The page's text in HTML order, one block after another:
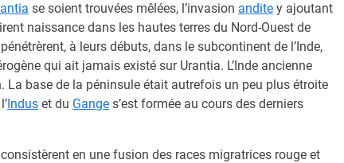
se soient trouvées mêlées, l’invasion andite y ajoutant
naissance dans les hautes terres du Nord-Ouest de
à leurs débuts, dans le subcontinent de l’Inde,
qui ait jamais existé sur Urantia. L’Inde ancienne
base de la péninsule était autrefois un peu plus étroite
Indus et du Gange s’est formée au cours des derniers
en une fusion des races migratrices rouge et